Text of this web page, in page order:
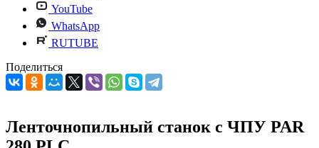
YouTube
WhatsApp
RUTUBE
Поделиться
Ленточнопильный станок с ЧПУ PAR